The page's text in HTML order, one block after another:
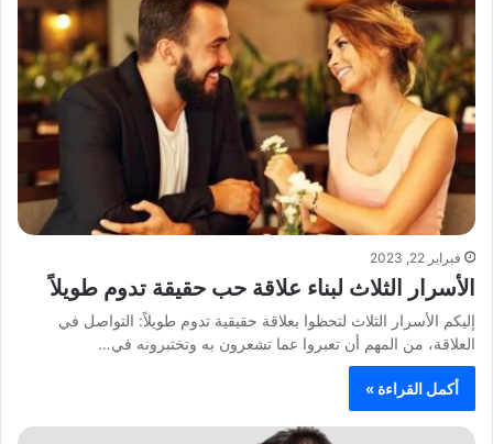
فبراير 22, 2023
الأسرار الثلاث لبناء علاقة حب حقيقة تدوم طويلاً
إليكم الأسرار الثلاث لتحظوا بعلاقة حقيقية تدوم طويلاً: التواصل في
العلاقة، من المهم أن تعبروا عما تشعرون به وتختبرونه في…
أكمل القراءة »